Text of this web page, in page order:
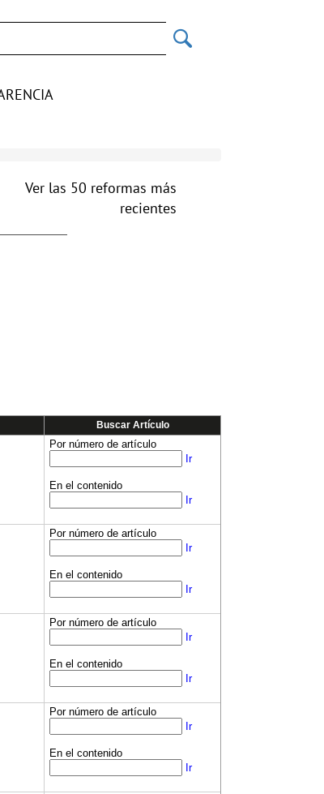
Ver las 50 reformas más
recientes
Buscar Artículo
Por número de artículo
Ir
En el contenido
Ir
Por número de artículo
Ir
En el contenido
Ir
Por número de artículo
Ir
En el contenido
Ir
Por número de artículo
Ir
En el contenido
Ir